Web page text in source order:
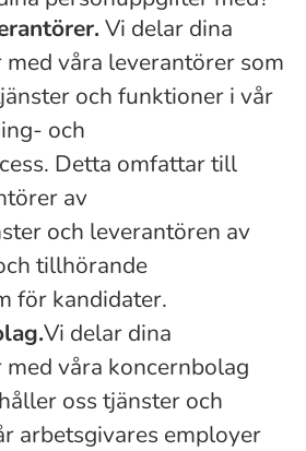
Vi delar dina
våra leverantörer som
och funktioner i vår
och
Detta omfattar till
av
och leverantören av
tillhörande
för kandidater.
Vi delar dina
våra koncernbolag
oss tjänster och
arbetsgivares employer